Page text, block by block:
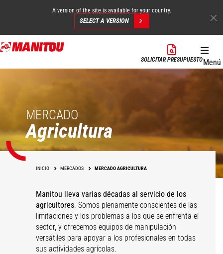
Pasar
al
A version of the site is available for your country.
SELECT A VERSION
SOLICITAR PRESUPUESTOMenú
MERCADO
Agricultura
INICIO MERCADOS MERCADO AGRICULTURA
Manitou lleva varias décadas al servicio de los
agricultores. Somos plenamente conscientes de las
limitaciones y los problemas a los que se enfrenta el
sector, y ofrecemos equipos de manipulación
versátiles para apoyar a los profesionales en todas
sus actividades agrícolas.
Cultivo de Cereal Centros Ecuestres
Horticultura Ganadería
Policultivos Viveros
Avicultura